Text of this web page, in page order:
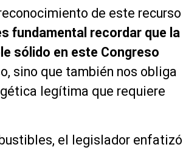
de este recurso
fundamental recordar que la
sólido en este Congreso
sino que también nos obliga
legítima que requiere
el legislador enfatizó